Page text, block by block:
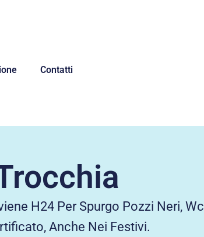
Contatti
H24 Per Spurgo Pozzi Neri, Wc
Anche Nei Festivi.